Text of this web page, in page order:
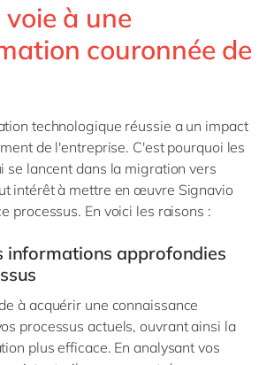
à une
couronnée de
technologique réussie a un impact
de l'entreprise. C'est pourquoi les
se lancent dans la migration vers
intérêt à mettre en œuvre Signavio
processus. En voici les raisons :
informations approfondies
à acquérir une connaissance
processus actuels, ouvrant ainsi la
plus efficace. En analysant vos